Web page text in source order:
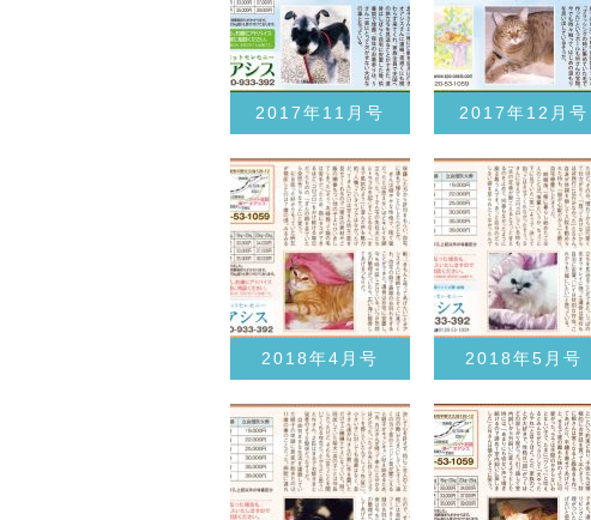
2017年11月号 2017年12月号
2018年4月号 2018年5月号